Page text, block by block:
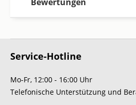
Service-Hotline
Mo-Fr, 12:00 - 16:00 Uhr
Telefonische Unterstützung und